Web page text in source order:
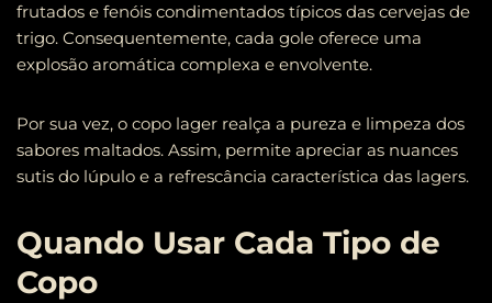
frutados e fenóis condimentados típicos das cervejas de
trigo. Consequentemente, cada gole oferece uma
explosão aromática complexa e envolvente.
Por sua vez, o copo lager realça a pureza e limpeza dos
sabores maltados. Assim, permite apreciar as nuances
sutis do lúpulo e a refrescância característica das lagers.
Quando Usar Cada Tipo de
Copo